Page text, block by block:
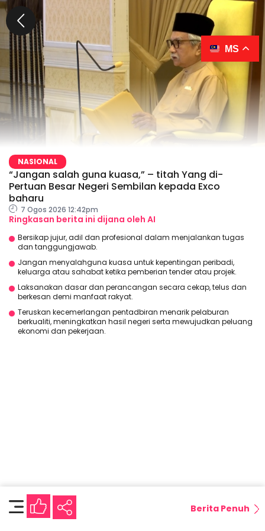
NASIONAL
“Jangan salah guna kuasa,” – titah Yang di-
Pertuan Besar Negeri Sembilan kepada Exco
baharu
7 Ogos 2026 12:42pm
Ringkasan berita ini dijana oleh AI
Bersikap jujur, adil dan profesional dalam menjalankan tugas
dan tanggungjawab.
Jangan menyalahguna kuasa untuk kepentingan peribadi,
keluarga atau sahabat ketika pemberian tender atau projek.
Laksanakan dasar dan perancangan secara cekap, telus dan
berkesan demi manfaat rakyat.
Teruskan kecemerlangan pentadbiran menarik pelaburan
berkualiti, meningkatkan hasil negeri serta mewujudkan peluang
ekonomi dan pekerjaan.
Berita Penuh
MS